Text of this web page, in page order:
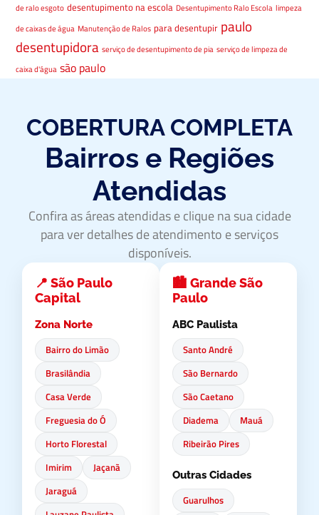
de ralo esgoto desentupimento na escola Desentupimento Ralo Escola limpeza
de caixas de água Manutenção de Ralos para desentupir paulo
desentupidora serviço de desentupimento de pia serviço de limpeza de
caixa d'água são paulo
COBERTURA COMPLETA
Bairros e Regiões
Atendidas
Confira as áreas atendidas e clique na sua cidade
para ver detalhes de atendimento e serviços
disponíveis.
📍 São Paulo
Capital
Zona Norte
Bairro do Limão
Brasilândia
Casa Verde
Freguesia do Ó
Horto Florestal
Imirim
Jaçanã
Jaraguá
🏙️ Grande São
Paulo
ABC Paulista
Santo André
São Bernardo
São Caetano
Diadema
Mauá
Ribeirão Pires
Outras Cidades
Guarulhos